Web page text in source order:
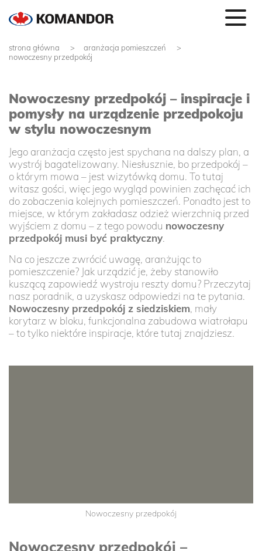
strona główna
aranżacja pomieszczeń
nowoczesny przedpokój
Nowoczesny przedpokój – inspiracje i
pomysły na urządzenie przedpokoju
w stylu nowoczesnym
Jego aranżacja często jest spychana na dalszy plan, a
wystrój bagatelizowany. Niesłusznie, bo przedpokój –
o którym mowa – jest wizytówką domu. To tutaj
witasz gości, więc jego wygląd powinien zachęcać ich
do zobaczenia kolejnych pomieszczeń. Ponadto jest to
miejsce, w którym zakładasz odzież wierzchnią przed
wyjściem z domu – z tego powodu nowoczesny
przedpokój musi być praktyczny.
Na co jeszcze zwrócić uwagę, aranżując to
pomieszczenie? Jak urządzić je, żeby stanowiło
kuszącą zapowiedź wystroju reszty domu? Przeczytaj
nasz poradnik, a uzyskasz odpowiedzi na te pytania.
Nowoczesny przedpokój z siedziskiem, mały
korytarz w bloku, funkcjonalna zabudowa wiatrołapu
– to tylko niektóre inspiracje, które tutaj znajdziesz.
Nowoczesny przedpokój
Nowoczesny przedpokój –